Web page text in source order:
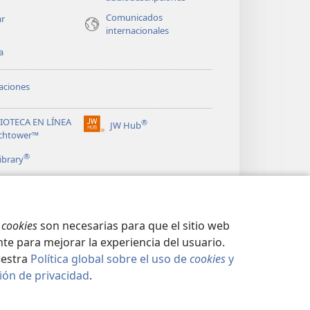
cookiesson necesarias para que el sitio web
para mejorar la experiencia del usuario.
Política global sobre el uso decookiesy
de privacidad.
Comunicados
internacionales
EN LÍNEA
JW Hub®
(abre
®
| CONFIGURACIÓN DE PRIVACIDAD